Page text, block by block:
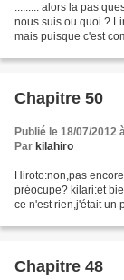
........: alors la pas
nous suis ou quoi ?
mais puisque c'est
Chapitre 50
Publié le 18/07/2012
Par kilahiro
Hiroto:non,pas
préocupe? kilari:et
ce n'est rien,j'était un
Chapitre 48